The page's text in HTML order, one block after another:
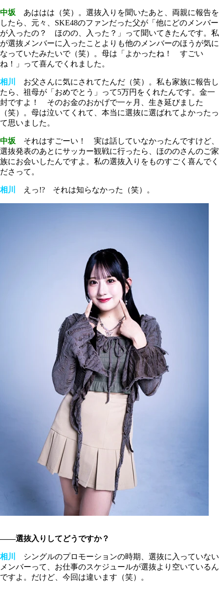
中坂 あははは（笑）。選抜入りを聞いたあと、両親に報告を
したら、元々、SKE48のファンだった父が「他にどのメンバー
が入ったの？ ほのの、入った？」って聞いてきたんです。私
が選抜メンバーに入ったことよりも他のメンバーのほうが気に
なっていたみたいで（笑）。母は「よかったね！ すごい
ね！」って喜んでくれました。
相川
お父さんに気にされてたんだ（笑）。私も家族に報告し
たら、祖母が「おめでとう」って5万円をくれたんです。金一
封ですよ！ そのお金のおかげで一ヶ月、生き延びました
（笑）。母は泣いてくれて、本当に選抜に選ばれてよかったっ
て思いました。
中坂 それはすごーい！ 実は話していなかったんですけど、
選抜発表のあとにサッカー観戦に行ったら、ほののさんのご家
族にお会いしたんですよ。私の選抜入りをものすごく喜んでく
ださって。
相川 えっ!? それは知らなかった（笑）。
――選抜入りしてどうですか？
相川
シングルのプロモーションの時期、選抜に入っていない
メンバーって、お仕事のスケジュールが選抜より空いているん
ですよ。だけど、今回は違います（笑）。